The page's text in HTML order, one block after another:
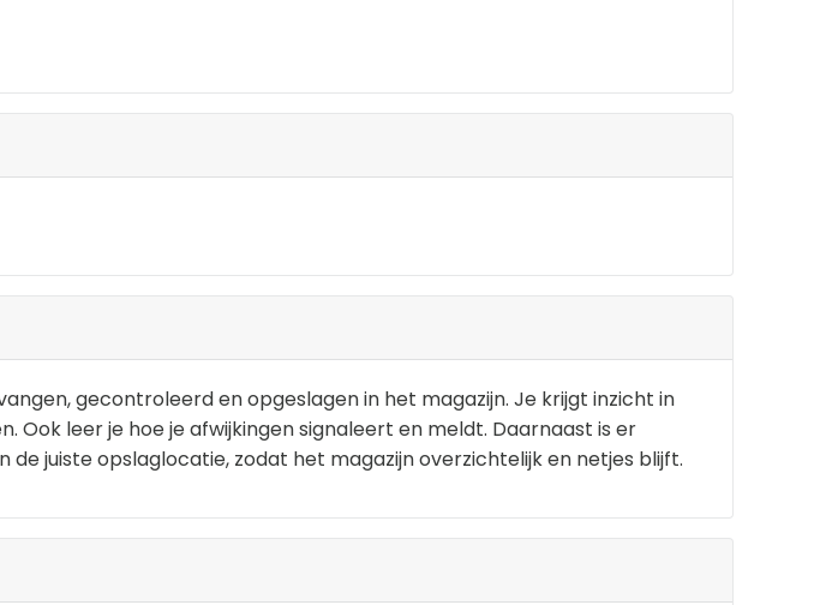
gecontroleerd en opgeslagen in het magazijn. Je krijgt inzicht in
leer je hoe je afwijkingen signaleert en meldt. Daarnaast is er
juiste opslaglocatie, zodat het magazijn overzichtelijk en netjes blijft.